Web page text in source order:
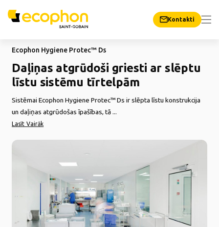
Kontakti
Ecophon Hygiene Protec™ Ds
Daļiņas atgrūdoši griesti ar slēptu
līstu sistēmu tīrtelpām
Sistēmai Ecophon Hygiene Protec™ Ds ir slēpta līstu konstrukcija
un daļiņas atgrūdošas īpašības, tā ...
Lasīt Vairāk